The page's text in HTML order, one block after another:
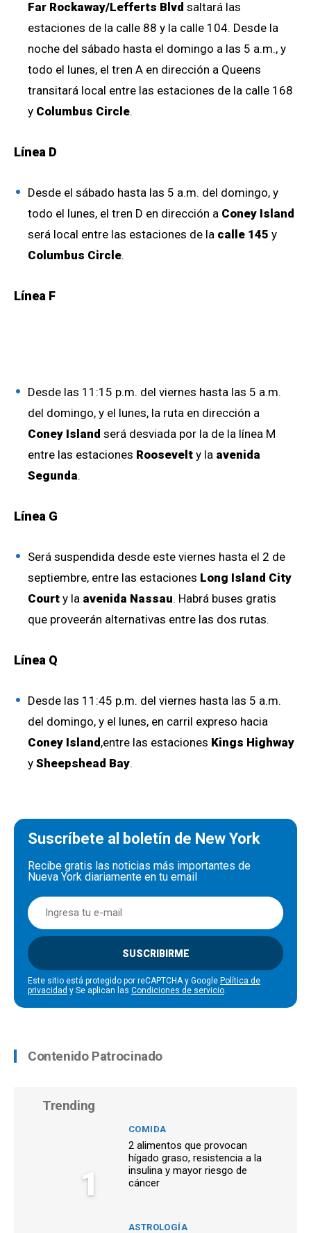
Far Rockaway/Lefferts Blvd saltará las
estaciones de la calle 88 y la calle 104. Desde la
noche del sábado hasta el domingo a las 5 a.m., y
todo el lunes, el tren A en dirección a Queens
transitará local entre las estaciones de la calle 168
y Columbus Circle.
Línea D
Desde el sábado hasta las 5 a.m. del domingo, y
todo el lunes, el tren D en dirección a Coney Island
será local entre las estaciones de la calle 145 y
Columbus Circle.
Línea F
Desde las 11:15 p.m. del viernes hasta las 5 a.m.
del domingo, y el lunes, la ruta en dirección a
Coney Island será desviada por la de la línea M
entre las estaciones Roosevelt y la avenida
Segunda.
Línea G
Será suspendida desde este viernes hasta el 2 de
septiembre, entre las estaciones Long Island City
Court y la avenida Nassau. Habrá buses gratis
que proveerán alternativas entre las dos rutas.
Línea Q
Desde las 11:45 p.m. del viernes hasta las 5 a.m.
del domingo, y el lunes, en carril expreso hacia
Coney Island ,entre las estaciones Kings Highway
y Sheepshead Bay.
Suscríbete al boletín de New York
Recibe gratis las noticias más importantes de
Nueva York diariamente en tu email
SUSCRIBIRME
Este sitio está protegido por reCAPTCHA y Google Política de
privacidad y Se aplican las Condiciones de servicio.
Contenido Patrocinado
Trending
1
COMIDA
2 alimentos que provocan
hígado graso, resistencia a la
insulina y mayor riesgo de
cáncer
ASTROLOGÍA